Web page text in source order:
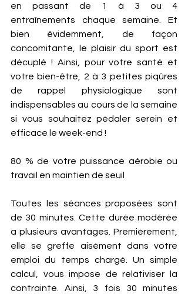
en passant de 1 à 3 ou 4
entraînements chaque semaine. Et
bien évidemment, de façon
concomitante, le plaisir du sport est
décuplé ! Ainsi, pour votre santé et
votre bien-être, 2 à 3 petites piqûres
de rappel physiologique sont
indispensables au cours de la semaine
si vous souhaitez pédaler serein et
efficace le week-end !
80 % de votre puissance aérobie ou
travail en maintien de seuil
Toutes les séances proposées sont
de 30 minutes. Cette durée modérée
a plusieurs avantages. Premièrement,
elle se greffe aisément dans votre
emploi du temps chargé. Un simple
calcul, vous impose de relativiser la
contrainte. Ainsi, 3 fois 30 minutes